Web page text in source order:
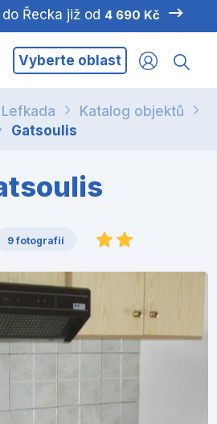
Řecka již od 4 690 Kč
Vyberte oblast
Lefkada
Katalog objektů
Gatsoulis
9 fotografií